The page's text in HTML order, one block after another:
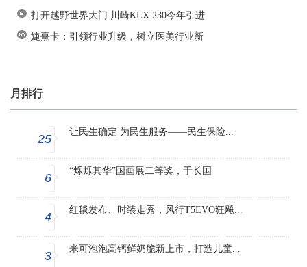
打开越野世界大门 川崎KLX 230今年引进
婕熹卡：引领行业升级，树立医美行业新
月排行
25
让民生确定 为民生服务——民生保险...
6
“烁烁其华”国画展二等奖，于长国
4
红毯发布、时装走秀，风行T5EVO狂飚...
3
米可泡泡高钙鲜奶脆新上市，打造儿童...